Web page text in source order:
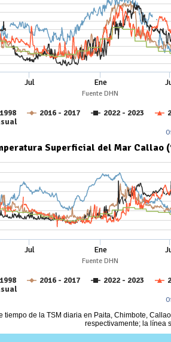
tiempo de la TSM diaria en Paita, Chimbote,
respectivamente; la línea